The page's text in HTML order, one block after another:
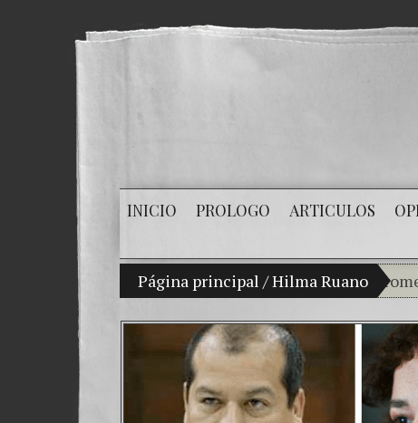
INICIO PROLOGO ARTICULOS
Página principal /Hilma Ruano
Mi hijo Vladimir Bitkov, una promesa del
El
Una